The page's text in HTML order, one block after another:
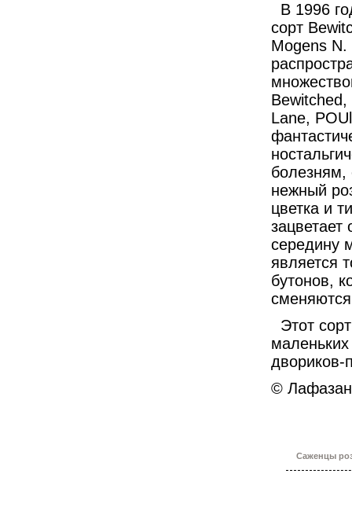
В 1996
сорт
Mogens
Bewitched,
Lane,
болезням,
нежный
цветка и
середину
является
бутонов,
Этот
двориков-
©
Саженцы